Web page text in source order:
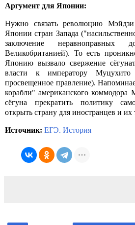
Аргумент для Японии:
Нужно связать революцию
Японии стран Запада
заключение
Великобританией). То есть
Японию вызвало свержение
власти к императору
просвещенное правление).
корабли" американского коммодора
сёгуна прекратить политику
открыть страну для иностранцев и их
Источник: ЕГЭ. История